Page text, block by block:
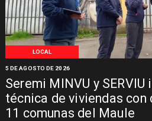
LOCAL
Seremi MINVU y
técnica de viviendas con
11 comunas del Maule
5 DE AGOSTO DE 2026